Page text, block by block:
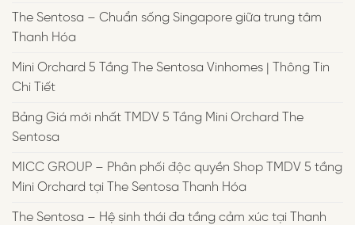
The Sentosa – Chuẩn sống Singapore giữa trung tâm
Thanh Hóa
Mini Orchard 5 Tầng The Sentosa Vinhomes | Thông Tin
Chi Tiết
Bảng Giá mới nhất TMDV 5 Tầng Mini Orchard The
Sentosa
MICC GROUP – Phân phối độc quyền Shop TMDV 5 tầng
Mini Orchard tại The Sentosa Thanh Hóa
The Sentosa – Hệ sinh thái đa tầng cảm xúc tại Thanh